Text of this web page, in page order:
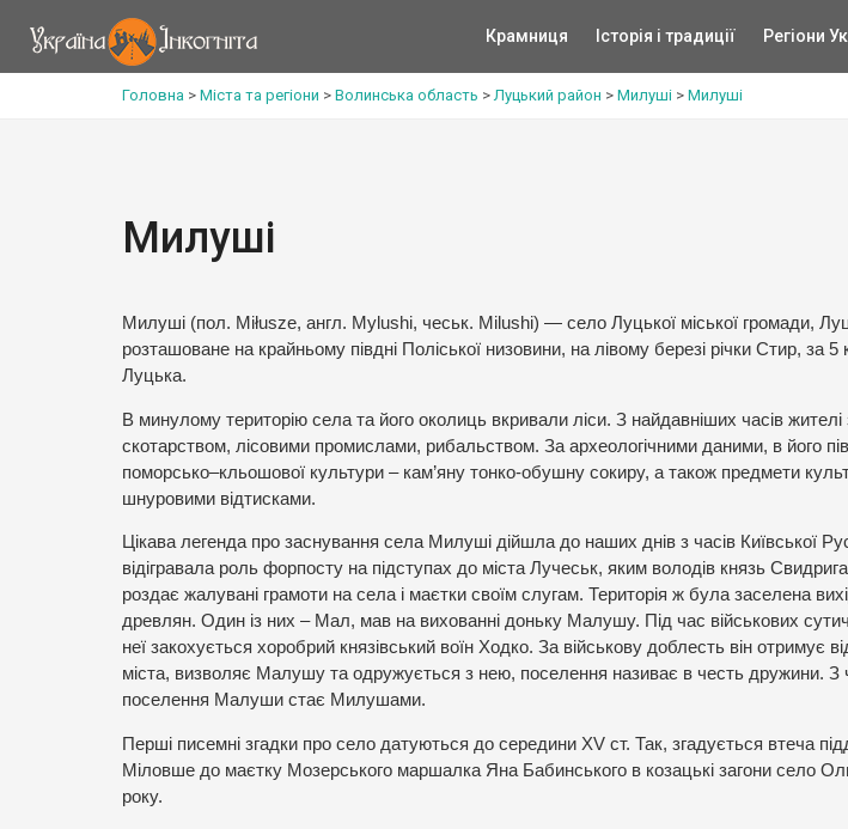
Крамниця Історія і традиції Регіони
Головна > Міста та регіони > Волинська область >Луцький район > Милуші > Милуші
Милуші
Милуші (пол. Miłusze, англ. Mylushi, чеськ. Milushi) — село Луцької міської громади,
розташоване на крайньому півдні Поліської низовини, на лівому березі річки Стир, за
Луцька.
В минулому територію села та його околиць вкривали ліси. З найдавніших часів
скотарством, лісовими промислами, рибальством. За археологічними даними, в його
поморсько–кльошової культури – кам’яну тонко-обушну сокиру, а також предмети
шнуровими відтисками.
Цікава легенда про заснування села Милуші дійшла до наших днів з часів Київської
відігравала роль форпосту на підступах до міста Лучеськ, яким володів князь
роздає жалувані грамоти на села і маєтки своїм слугам. Територія ж була заселена
древлян. Один із них – Мал, мав на вихованні доньку Малушу. Під час військових
неї закохується хоробрий князівський воїн Ходко. За військову доблесть він отримує
міста, визволяє Малушу та одружується з нею, поселення називає в честь дружини. З
поселення Малуши стає Милушами.
Перші писемні згадки про село датуються до середини XV ст. Так, згадується втеча
Міловше до маєтку Мозерського маршалка Яна Бабинського в козацькі загони село
року.